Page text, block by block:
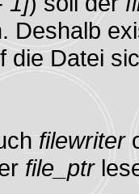
Deshalb
die Datei
filewriter
file_ptr